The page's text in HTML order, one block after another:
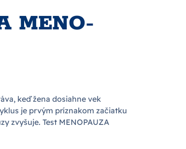
MENO-
keď žena dosiahne vek
je prvým príznakom začiatku
zvyšuje. Test MENOPAUZA